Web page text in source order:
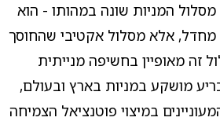
המניות שונה במהותו - הוא
מחדל, אלא מסלול אקטיבי שהחוסך
זה מאופיין בחשיפה מנייתית
מושקע במניות בארץ ובעולם,
במיצוי פוטנציאל הצמיחה